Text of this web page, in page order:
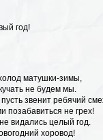
год!
матушки-зимы,
не будем мы.
звенит ребячий
позабавиться не грех!
видались целый год.
хоровод!